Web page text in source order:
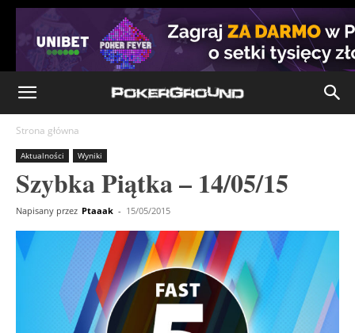
Strona główna
Aktualności Wyniki
Szybka Piątka – 14/05/15
Napisany przez Ptaaak - 15/05/2015